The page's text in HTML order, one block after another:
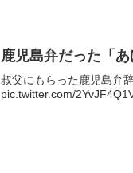
鹿児島弁だった「あ
叔父にもらった鹿児島弁
pic.twitter.com/